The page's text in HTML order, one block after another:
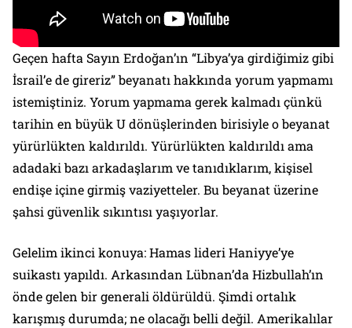
Geçen hafta Sayın Erdoğan’ın “Libya’ya girdiğimiz gibi
İsrail’e de gireriz” beyanatı hakkında yorum yapmamı
istemiştiniz. Yorum yapmama gerek kalmadı çünkü
tarihin en büyük U dönüşlerinden birisiyle o beyanat
yürürlükten kaldırıldı. Yürürlükten kaldırıldı ama
adadaki bazı arkadaşlarım ve tanıdıklarım, kişisel
endişe içine girmiş vaziyetteler. Bu beyanat üzerine
şahsi güvenlik sıkıntısı yaşıyorlar.
Gelelim ikinci konuya: Hamas lideri Haniyye’ye
suikastı yapıldı. Arkasından Lübnan’da Hizbullah’ın
önde gelen bir generali öldürüldü. Şimdi ortalık
karışmış durumda; ne olacağı belli değil. Amerikalılar